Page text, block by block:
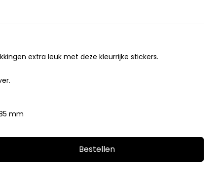
extra leuk met deze kleurrijke stickers.
mm
Bestellen